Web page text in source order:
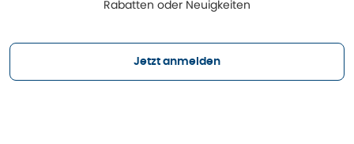
Rabatten oder Neuigkeiten
Jetzt anmelden